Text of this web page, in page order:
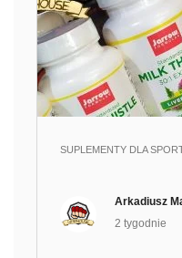
SUPLEMENTY DLA
Arkadiusz
2 tygodnie